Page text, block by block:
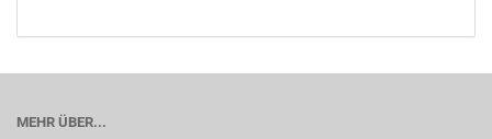
MEHR ÜBER...